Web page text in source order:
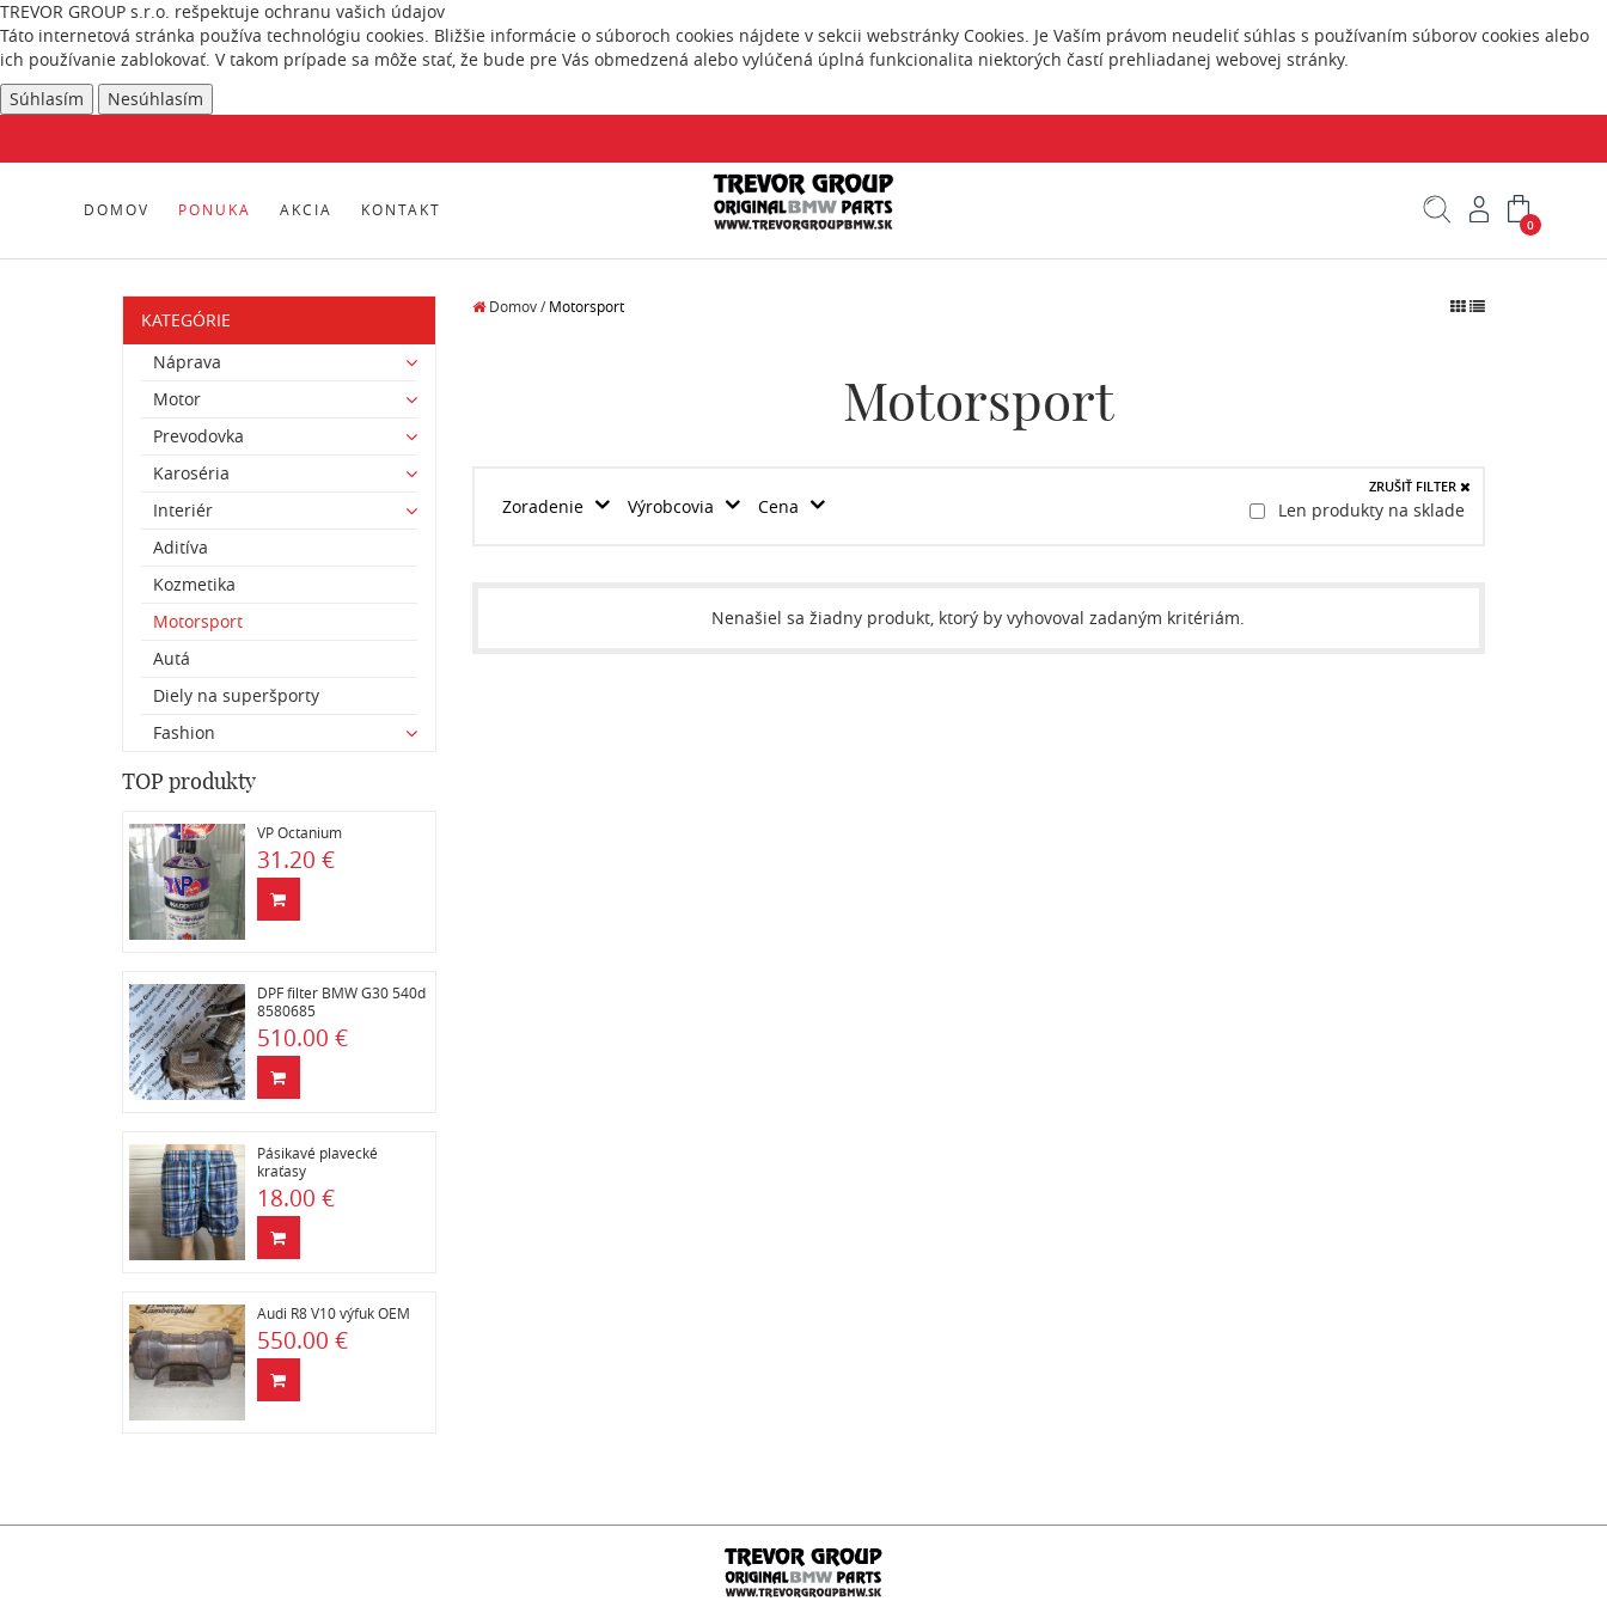
TREVOR GROUP s.r.o. rešpektuje ochranu vašich údajov
Táto internetová stránka používa technológiu cookies. Bližšie informácie o súboroch cookies nájdete v sekcii webstránky Cookies. Je Vaším právom neudeliť súhlas s používaním súborov cookies alebo
ich používanie zablokovať. V takom prípade sa môže stať, že bude pre Vás obmedzená alebo vylúčená úplná funkcionalita niektorých častí prehliadanej webovej stránky.
Súhlasím
Nesúhlasím
DOMOV PONUKA AKCIA KONTAKT
0
KATEGÓRIE
Náprava
Motor
Prevodovka
Karoséria
Interiér
Aditíva
Kozmetika
Motorsport
Autá
Diely na superšporty
Fashion
TOP produkty
VP Octanium
31.20 €
DPF filter BMW G30 540d
8580685
510.00 €
Pásikavé plavecké
kraťasy
18.00 €
Audi R8 V10 výfuk OEM
550.00 €
Domov/ Motorsport
Motorsport
Len produkty na sklade
Zoradenie Výrobcovia Cena
ZRUŠIŤ FILTER
Nenašiel sa žiadny produkt, ktorý by vyhovoval zadaným kritériám.